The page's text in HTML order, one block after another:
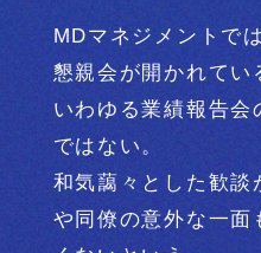
MDマネジメントで
懇親会が開かれてい
いわゆる業績報告会
ではない。
和気藹々とした歓談
や同僚の意外な一面